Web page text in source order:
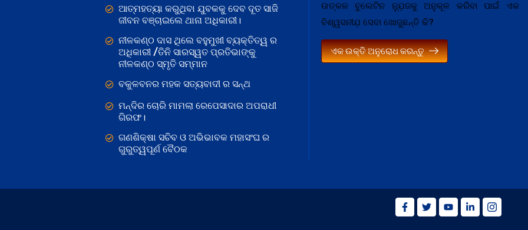
ଆତ୍ମହତ୍ୟା କରୁଥିବା ଯୁବକକୁ ଦେବ ଦୂତ ସାଜି
ଜୀବନ ବଞ୍ଚାଇଲେ ଥାନା ଅଧିକାରୀ।
ନୀଳକଣ୍ଠ ଦାସ ଥିଲେ ବହୁମୁଖୀ ବ୍ୟକ୍ତିତ୍ୱ ର
ଅଧିକାରୀ /ତିନି ସାରସ୍ୱତ ପ୍ରତିଭାଙ୍କୁ
ନୀଳକଣ୍ଠ ସ୍ମୃତି ସମ୍ମାନ
ବକୁଳବନର ମହକ ସତ୍ୟବାଦୀ ର ସନ୍ଥ
ମନ୍ଦିର ଚୋରି ମାମଲା ରେପେସାଦାର ଅପରାଧୀ
ଗିରଫ।
ଗଣଶିକ୍ଷା ସଚିବ ଓ ଅଭିଭାବକ ମହାସଂଘ ର
ଗୁରୁତ୍ୱପୂର୍ଣ ବୈଠକ
ଉତ୍କଳ ବୁଲେଟିନ ନ୍ଯ଼ୁଜକୁ ଅନୁକୂଳ କରିବା ପାଇଁ ଏକ
ବିଶ୍ୱସନୀଯ଼ ସେବା ଖୋଜୁଛନ୍ତି କି?
ଏକ ଉକ୍ତି ଅନୁରୋଧ କରନ୍ତୁ